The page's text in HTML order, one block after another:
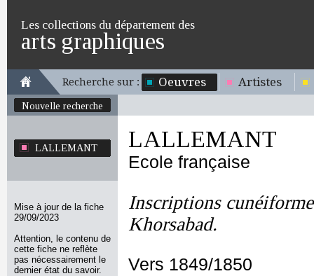
Les collections du département des
arts graphiques
Recherche sur : Oeuvres Artistes
Nouvelle recherche
LALLEMANT
Mise à jour de la fiche
29/09/2023
Attention, le contenu de
cette fiche ne reflète
pas nécessairement le
dernier état du savoir.
LALLEMANT
Ecole française
Inscriptions
Khorsabad.
Vers 1849/1850